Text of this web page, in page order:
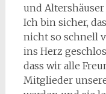
und
Ich bin sicher,
nicht so schnell
ins Herz
dass wir alle
Mitglieder